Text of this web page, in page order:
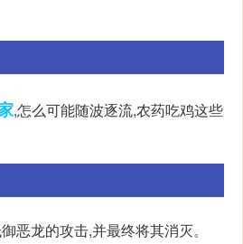
,怎么可能随波逐流,农药吃鸡这些
恶龙的攻击,并最终将其消灭。